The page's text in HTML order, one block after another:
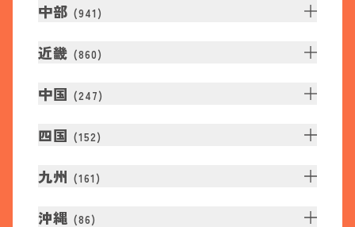
中部 (941 )
近畿 (860)
中国 (247)
四国 (152)
九州 (161 )
沖縄 (86)